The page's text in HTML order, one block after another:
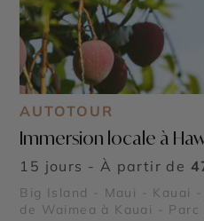
AUTOTOUR
Immersion locale à
15 jours - À partir de
Big Island - Maui - Kauai
de Waimea à Kauai -